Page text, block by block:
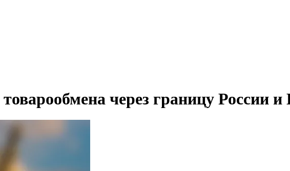
через границу России